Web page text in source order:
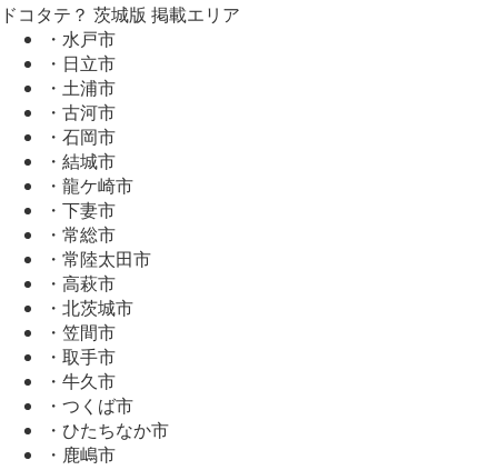
ドコタテ？ 茨城版 掲載エリア
・水戸市
・日立市
・土浦市
・古河市
・石岡市
・結城市
・龍ケ崎市
・下妻市
・常総市
・常陸太田市
・高萩市
・北茨城市
・笠間市
・取手市
・牛久市
・つくば市
・ひたちなか市
・鹿嶋市